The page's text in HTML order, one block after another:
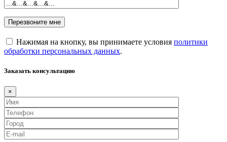
Нажимая на кнопку, вы принимаете условия политики
обработки персональных данных.
Заказать консультацию
×